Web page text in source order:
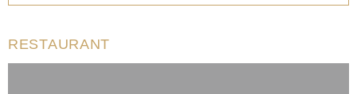
RESTAURANT